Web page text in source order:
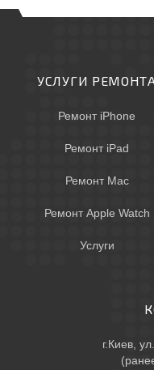
УСЛУГИ
Ремонт iPhone
Ремонт iPad
Ремонт Mac
Ремонт Apple Watch
Услуги
г.Киев,